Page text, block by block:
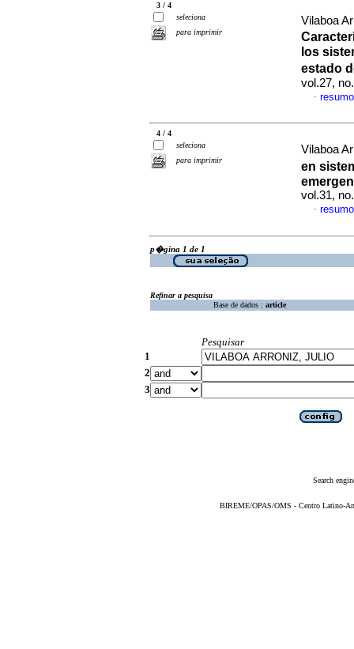
3 / 4
seleciona
para imprimir
Vilaboa
los
estado
vol.27,
·
4 / 4
seleciona
para imprimir
Vilaboa
en
vol.31,
·
p�gina 1 de 1
Refinar a pesquisa
Base de dados : article
Pesquisar
1
2
3
Search
BIREME/OPAS/OMS - Centro Latino-